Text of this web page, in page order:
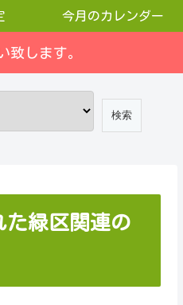
今月のカレンダー
します。
た緑区関連の